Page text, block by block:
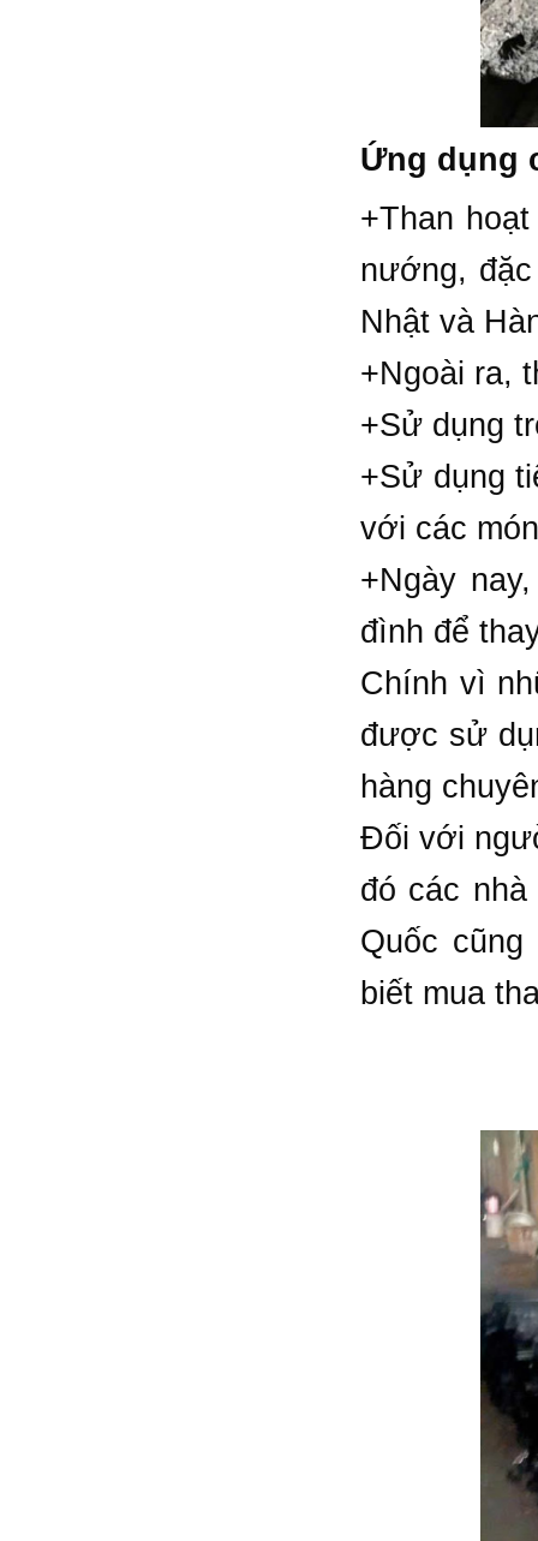
Ứng dụng
+Than
nướng,
Nhật và
+Ngoài ra,
+Sử dụng
+Sử dụng
với các
+Ngày
đình để
Chính vì
được sử
hàng
Đối với
đó các
Quốc
biết mua